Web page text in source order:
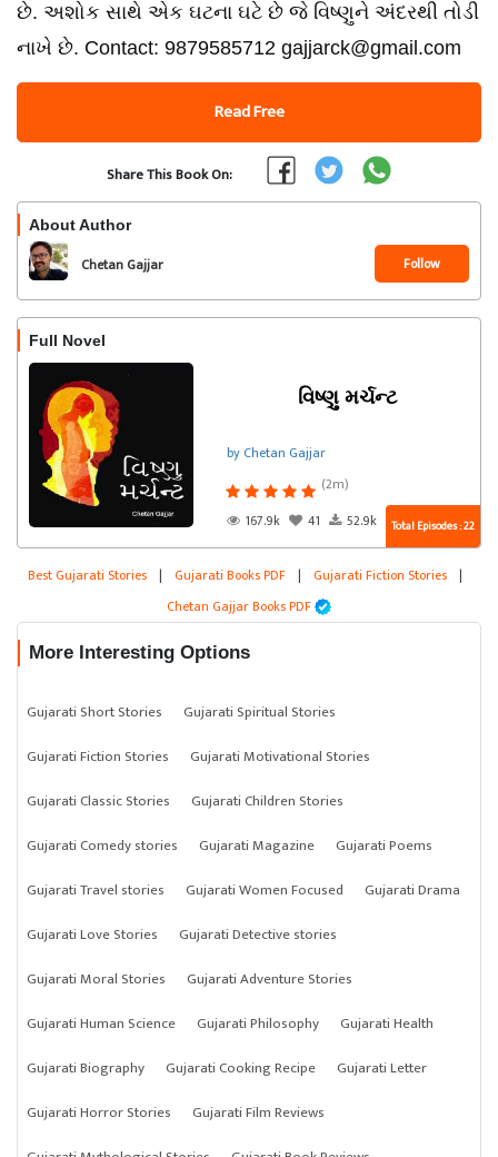
છે. અશોક સાથે એક ઘટના ઘટે છે જે વિષ્ણુને અંદરથી તોડી
નાખે છે. Contact: 9879585712 gajjarck@gmail.com
Read Free
Share This Book On:
About Author
Chetan Gajjar Follow
Full Novel
વિષ્ણુ મર્ચન્ટ
by Chetan Gajjar
(2m)
167.9k
41 52.9k Total Episodes : 22
Best Gujarati Stories | Gujarati Books PDF | Gujarati Fiction Stories |
Chetan Gajjar Books PDF
More Interesting Options
Gujarati Short Stories
Gujarati Spiritual Stories
Gujarati Fiction Stories
Gujarati Motivational Stories
Gujarati Classic Stories
Gujarati Children Stories
Gujarati Comedy stories
Gujarati Magazine
Gujarati Poems
Gujarati Travel stories
Gujarati Women Focused
Gujarati Drama
Gujarati Love Stories
Gujarati Detective stories
Gujarati Moral Stories
Gujarati Adventure Stories
Gujarati Human Science
Gujarati Philosophy
Gujarati Health
Gujarati Biography
Gujarati Cooking Recipe
Gujarati Letter
Gujarati Horror Stories
Gujarati Film Reviews